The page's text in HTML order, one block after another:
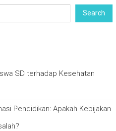
Search
SD terhadap Kesehatan
Pendidikan: Apakah Kebijakan